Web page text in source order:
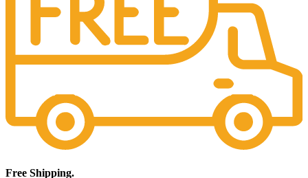
Free Shipping.